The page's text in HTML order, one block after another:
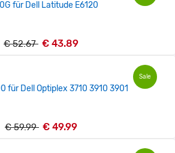
für Dell Latitude E6120
€ 52.67 € 43.89
Sale
für Dell Optiplex 3710 3910 3901
€ 59.99 € 49.99